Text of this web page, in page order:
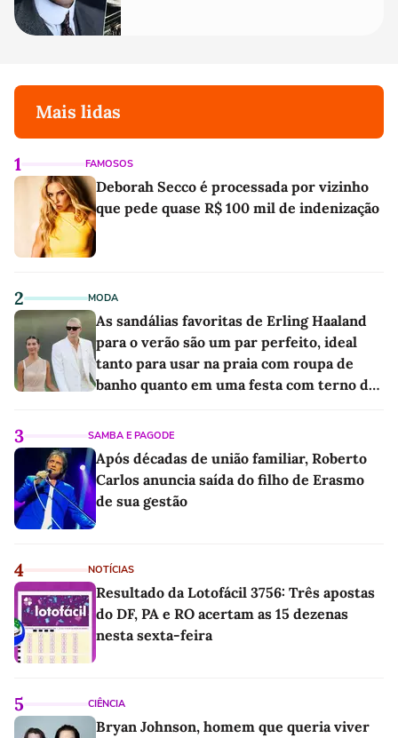
Mais lidas
1 FAMOSOS
Deborah Secco é processada por vizinho
que pede quase R$ 100 mil de indenização
2 MODA
As sandálias favoritas de Erling Haaland
para o verão são um par perfeito, ideal
tanto para usar na praia com roupa de
banho quanto em uma festa com terno de
3 SAMBA E PAGODE
Após décadas de união familiar, Roberto
Carlos anuncia saída do filho de Erasmo
de sua gestão
4 NOTÍCIAS
Resultado da Lotofácil 3756: Três apostas
do DF, PA e RO acertam as 15 dezenas
nesta sexta-feira
5 CIÊNCIA
Bryan Johnson, homem que queria viver